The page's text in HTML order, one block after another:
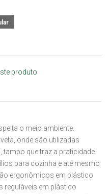
produto
o meio ambiente.
onde são utilizadas
que traz a praticidade
para cozinha e até mesmo
ergonômicos em plástico
reguláveis em plástico